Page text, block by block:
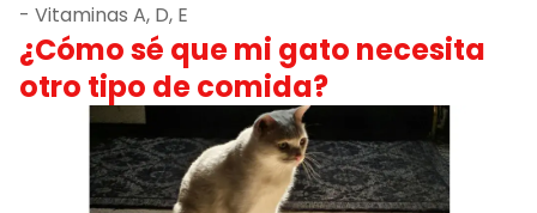
- Vitaminas A, D, E
¿Cómo sé que mi gato necesita
otro tipo de comida?